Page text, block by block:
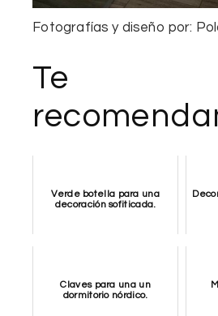
Fotografías y diseño por:
Te
Verde botella para una
decoración sofiticada.
Claves para una un
dormitorio nórdico.